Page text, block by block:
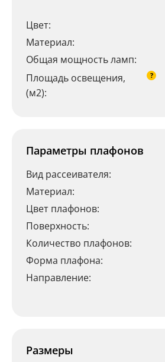
Цвет:
Материал:
Общая мощность ламп:
Площадь освещения,
(м2):
?
Параметры плафонов
Вид рассеивателя:
Материал:
Цвет плафонов:
Поверхность:
Количество плафонов:
Форма плафона:
Направление:
Размеры